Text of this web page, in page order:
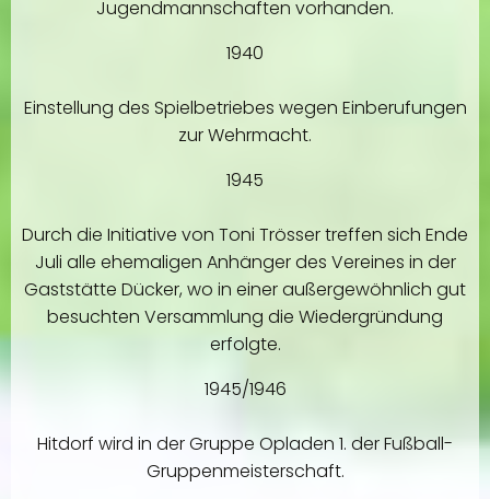
Jugendmannschaften vorhanden.
1940
Einstellung des Spielbetriebes wegen Einberufungen
zur Wehrmacht.
1945
Durch die Initiative von Toni Trösser treffen sich Ende
Juli alle ehemaligen Anhänger des Vereines in der
Gaststätte Dücker, wo in einer außergewöhnlich gut
besuchten Versammlung die Wiedergründung
erfolgte.
1945/1946
Hitdorf wird in der Gruppe Opladen 1. der Fußball-
Gruppenmeisterschaft.